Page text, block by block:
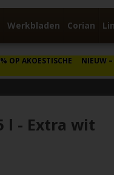
Werkbladen Corian
OP AKOESTISCHE
NIEUW–
l - Extra wit